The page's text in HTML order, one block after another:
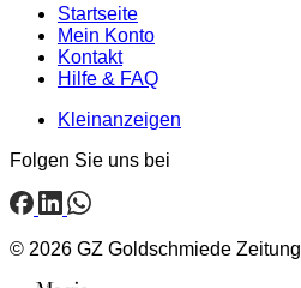
Startseite
Mein Konto
Kontakt
Hilfe & FAQ
Kleinanzeigen
Folgen Sie uns bei
© 2026 GZ Goldschmiede Zeitung